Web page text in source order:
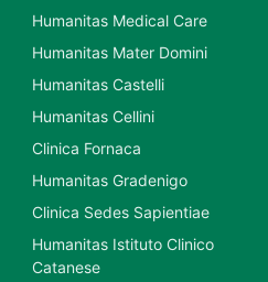
Humanitas Medical Care
Humanitas Mater Domini
Humanitas Castelli
Humanitas Cellini
Clinica Fornaca
Humanitas Gradenigo
Clinica Sedes Sapientiae
Humanitas Istituto Clinico
Catanese